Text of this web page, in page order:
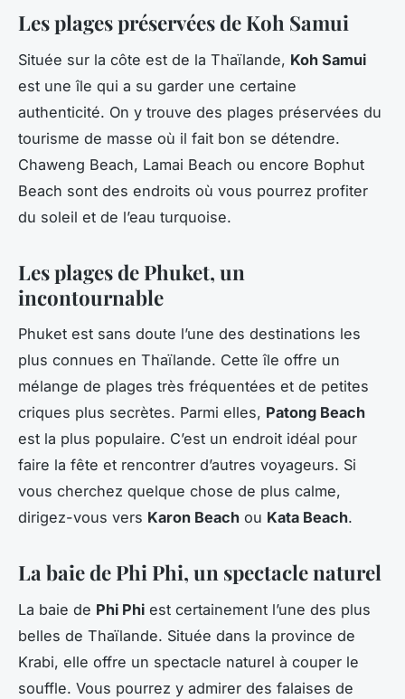
Les plages préservées de Koh Samui
Située sur la côte est de la Thaïlande, Koh Samui
est une île qui a su garder une certaine
authenticité. On y trouve des plages préservées du
tourisme de masse où il fait bon se détendre.
Chaweng Beach, Lamai Beach ou encore Bophut
Beach sont des endroits où vous pourrez profiter
du soleil et de l’eau turquoise.
Les plages de Phuket, un
incontournable
Phuket est sans doute l’une des destinations les
plus connues en Thaïlande. Cette île offre un
mélange de plages très fréquentées et de petites
criques plus secrètes. Parmi elles, Patong Beach
est la plus populaire. C’est un endroit idéal pour
faire la fête et rencontrer d’autres voyageurs. Si
vous cherchez quelque chose de plus calme,
dirigez-vous vers Karon Beach ou Kata Beach.
La baie de Phi Phi, un spectacle naturel
La baie de Phi Phi est certainement l’une des plus
belles de Thaïlande. Située dans la province de
Krabi, elle offre un spectacle naturel à couper le
souffle. Vous pourrez y admirer des falaises de